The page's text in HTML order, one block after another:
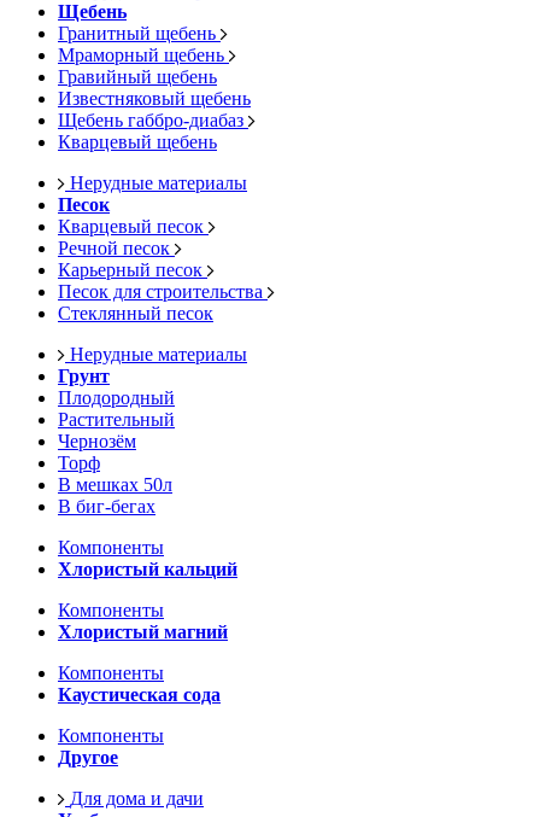
Щебень
Гранитный щебень
Мраморный щебень
Гравийный щебень
Известняковый щебень
Щебень габбро-диабаз
Кварцевый щебень
Нерудные материалы
Песок
Кварцевый песок
Речной песок
Карьерный песок
Песок для строительства
Стеклянный песок
Нерудные материалы
Грунт
Плодородный
Растительный
Чернозём
Торф
В мешках 50л
В биг-бегах
Компоненты
Хлористый кальций
Компоненты
Хлористый магний
Компоненты
Каустическая сода
Компоненты
Другое
Для дома и дачи